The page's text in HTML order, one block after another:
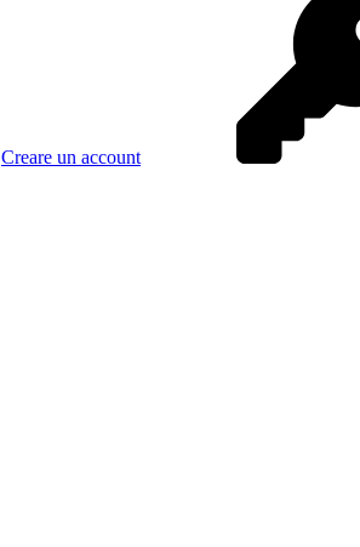
Creare un account